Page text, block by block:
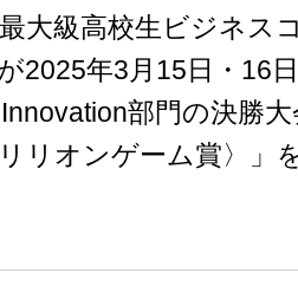
大級高校生ビジネス
2025年3月15日・16
部門の決勝
リオンゲーム賞〉」